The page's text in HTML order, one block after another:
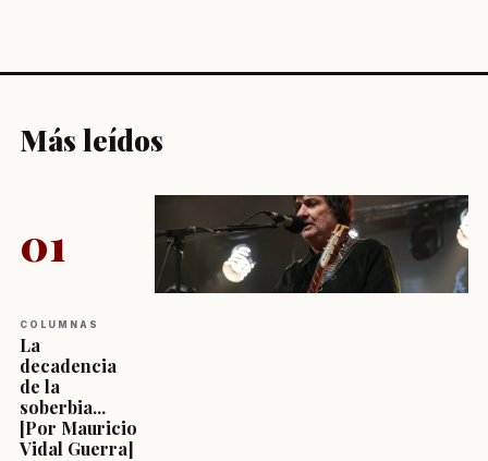
Más leídos
01
COLUMNAS
La
decadencia
de la
soberbia...
[Por Mauricio
Vidal Guerra]